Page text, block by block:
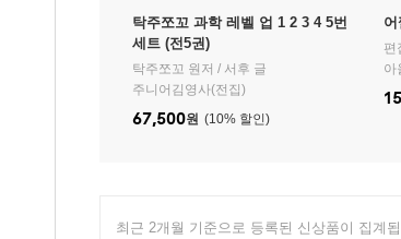
탁주쪼꼬 과학 레벨 업 1 2 3 4 5번
세트 (전5권)
탁주쪼꼬 원저 / 서후 글
주니어김영사(전집)
10%
67,500원
편
아
최근 2개월 기준으로 등록된 신상품이 집계